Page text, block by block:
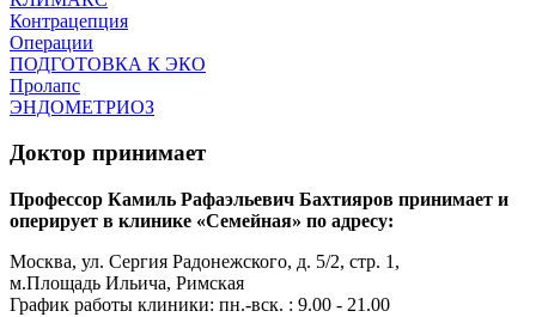
Контрацепция
Операции
ПОДГОТОВКА К ЭКО
Пролапс
ЭНДОМЕТРИОЗ
Доктор принимает
Профессор Камиль Рафаэльевич Бахтияров принимает и
оперирует в клинике «Семейная» по адресу:
Москва, ул. Сергия Радонежского, д. 5/2, стр. 1,
м.Площадь Ильича, Римская
График работы клиники: пн.-вск. : 9.00 - 21.00